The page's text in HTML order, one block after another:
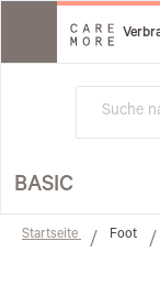
Direkt
zum
BASIC
Startseite Foot